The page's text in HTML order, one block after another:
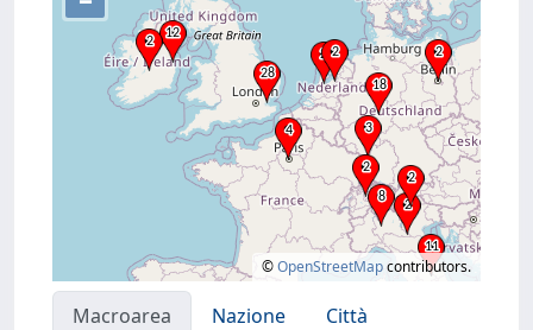
©OpenStreetMapcontributors.
Macroarea Nazione
Città